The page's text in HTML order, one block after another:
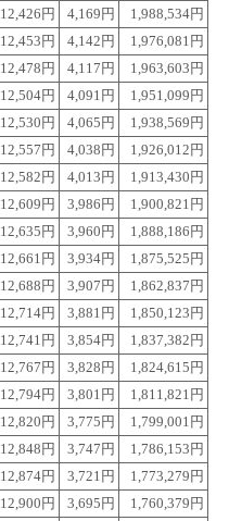
12,426円 4,169円
1,988,534円
12,453円 4,142円
1,976,081円
12,478円 4,117円
1,963,603円
12,504円 4,091円
1,951,099円
12,530円 4,065円
1,938,569円
12,557円 4,038円
1,926,012円
12,582円 4,013円
1,913,430円
12,609円 3,986円
1,900,821円
12,635円 3,960円
1,888,186円
12,661円 3,934円
1,875,525円
12,688円 3,907円
1,862,837円
12,714円 3,881円
1,850,123円
12,741円 3,854円
1,837,382円
12,767円 3,828円
1,824,615円
12,794円 3,801円
1,811,821円
12,820円 3,775円
1,799,001円
12,848円 3,747円
1,786,153円
12,874円 3,721円
1,773,279円
12,900円 3,695円 1,760,379円